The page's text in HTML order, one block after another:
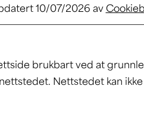
10/07/2026 av
brukbart ved at
Nettstedet kan